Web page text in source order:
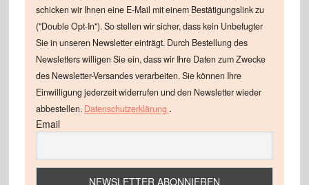
schicken wir Ihnen eine E-Mail mit einem Bestätigungslink zu
("Double Opt-In"). So stellen wir sicher, dass kein Unbefugter
Sie in unseren Newsletter einträgt. Durch Bestellung des
Newsletters willigen Sie ein, dass wir Ihre Daten zum Zwecke
des Newsletter-Versandes verarbeiten. Sie können Ihre
Einwilligung jederzeit widerrufen und den Newsletter wieder
abbestellen. Datenschutzerklärung .
Email